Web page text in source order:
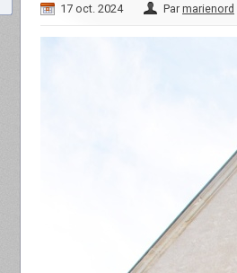
17 oct. 2024 Par marienord